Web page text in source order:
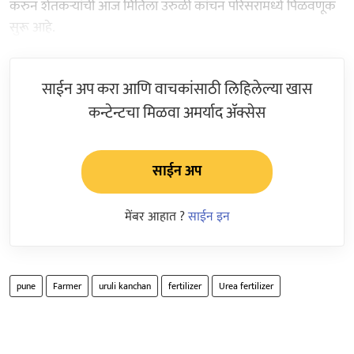
करुन शेतकऱ्यांची आज मितिला उरुळी कांचन परिसरामध्ये पिळवणूक
सुरू आहे.
साईन अप करा आणि वाचकांसाठी लिहिलेल्या खास
कन्टेन्टचा मिळवा अमर्याद ॲक्सेस
साईन अप
मेंबर आहात ?साईन इन
pune Farmer uruli kanchan fertilizer Urea fertilizer